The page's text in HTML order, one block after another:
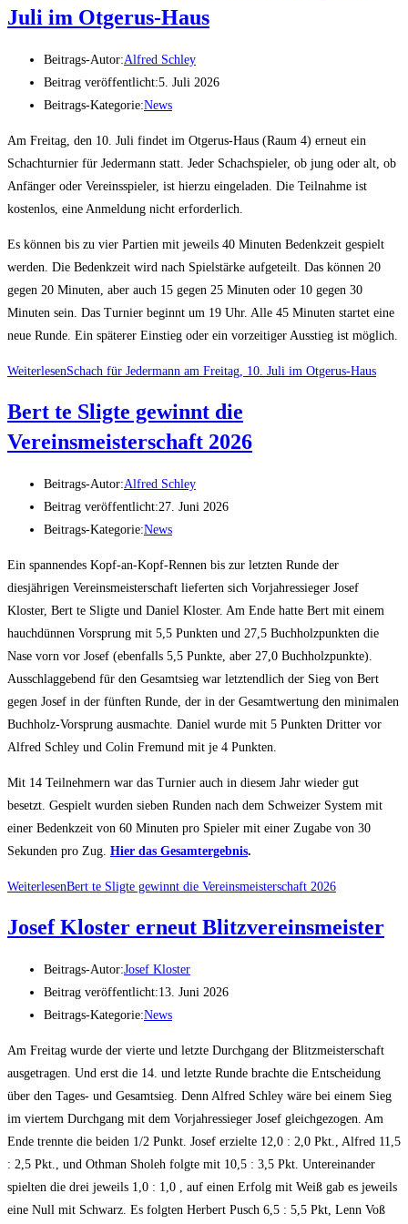
Juli im Otgerus-Haus
Beitrags-Autor:Alfred Schley
Beitrag veröffentlicht:5. Juli 2026
Beitrags-Kategorie:News
Am Freitag, den 10. Juli findet im Otgerus-Haus (Raum 4) erneut ein
Schachturnier für Jedermann statt. Jeder Schachspieler, ob jung oder alt, ob
Anfänger oder Vereinsspieler, ist hierzu eingeladen. Die Teilnahme ist
kostenlos, eine Anmeldung nicht erforderlich.
Es können bis zu vier Partien mit jeweils 40 Minuten Bedenkzeit gespielt
werden. Die Bedenkzeit wird nach Spielstärke aufgeteilt. Das können 20
gegen 20 Minuten, aber auch 15 gegen 25 Minuten oder 10 gegen 30
Minuten sein. Das Turnier beginnt um 19 Uhr. Alle 45 Minuten startet eine
neue Runde. Ein späterer Einstieg oder ein vorzeitiger Ausstieg ist möglich.
WeiterlesenSchach für Jedermann am Freitag, 10. Juli im Otgerus-Haus
Bert te Sligte gewinnt die
Vereinsmeisterschaft 2026
Beitrags-Autor:Alfred Schley
Beitrag veröffentlicht:27. Juni 2026
Beitrags-Kategorie:News
Ein spannendes Kopf-an-Kopf-Rennen bis zur letzten Runde der
diesjährigen Vereinsmeisterschaft lieferten sich Vorjahressieger Josef
Kloster, Bert te Sligte und Daniel Kloster. Am Ende hatte Bert mit einem
hauchdünnen Vorsprung mit 5,5 Punkten und 27,5 Buchholzpunkten die
Nase vorn vor Josef (ebenfalls 5,5 Punkte, aber 27,0 Buchholzpunkte).
Ausschlaggebend für den Gesamtsieg war letztendlich der Sieg von Bert
gegen Josef in der fünften Runde, der in der Gesamtwertung den minimalen
Buchholz-Vorsprung ausmachte. Daniel wurde mit 5 Punkten Dritter vor
Alfred Schley und Colin Fremund mit je 4 Punkten.
Mit 14 Teilnehmern war das Turnier auch in diesem Jahr wieder gut
besetzt. Gespielt wurden sieben Runden nach dem Schweizer System mit
einer Bedenkzeit von 60 Minuten pro Spieler mit einer Zugabe von 30
Sekunden pro Zug. Hier das Gesamtergebnis.
WeiterlesenBert te Sligte gewinnt die Vereinsmeisterschaft 2026
Josef Kloster erneut Blitzvereinsmeister
Beitrags-Autor:Josef Kloster
Beitrag veröffentlicht:13. Juni 2026
Beitrags-Kategorie:News
Am Freitag wurde der vierte und letzte Durchgang der Blitzmeisterschaft
ausgetragen. Und erst die 14. und letzte Runde brachte die Entscheidung
über den Tages- und Gesamtsieg. Denn Alfred Schley wäre bei einem Sieg
im viertem Durchgang mit dem Vorjahressieger Josef gleichgezogen. Am
Ende trennte die beiden 1/2 Punkt. Josef erzielte 12,0 : 2,0 Pkt., Alfred 11,5
: 2,5 Pkt., und Othman Sholeh folgte mit 10,5 : 3,5 Pkt. Untereinander
spielten die drei jeweils 1,0 : 1,0 , auf einen Erfolg mit Weiß gab es jeweils
eine Null mit Schwarz. Es folgten Herbert Pusch 6,5 : 5,5 Pkt, Lenn Voß